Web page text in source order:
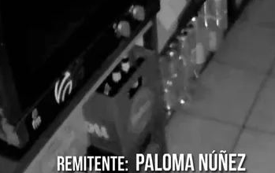
Iker Jiménez y Carmen Porter
vídeo que ha sido enviado desde
‘Cuarto Milenio’ llamada Paloma
que ha captado la cámara de
lo que se ve, pide una explicación